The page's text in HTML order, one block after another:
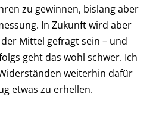
zu gewinnen, bislang aber
In Zukunft wird aber
Mittel gefragt sein – und
geht das wohl schwer. Ich
weiterhin dafür
etwas zu erhellen.